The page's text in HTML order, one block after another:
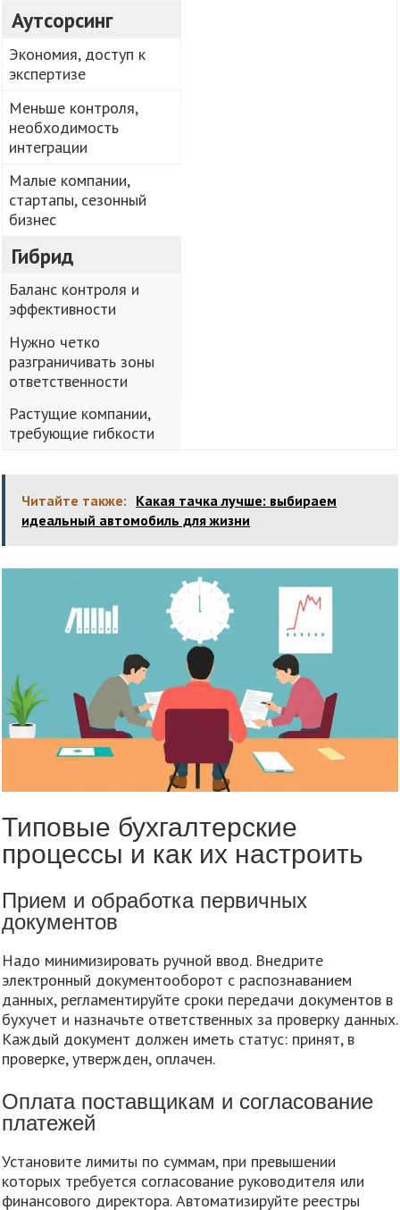
Аутсорсинг
Экономия, доступ к
экспертизе
Меньше контроля,
необходимость
интеграции
Малые компании,
стартапы, сезонный
бизнес
Гибрид
Баланс контроля и
эффективности
Нужно четко
разграничивать зоны
ответственности
Растущие компании,
требующие гибкости
Читайте также: Какая тачка лучше: выбираем
идеальный автомобиль для жизни
Типовые бухгалтерские
процессы и как их настроить
Прием и обработка первичных
документов
Надо минимизировать ручной ввод. Внедрите
электронный документооборот с распознаванием
данных, регламентируйте сроки передачи документов в
бухучет и назначьте ответственных за проверку данных.
Каждый документ должен иметь статус: принят, в
проверке, утвержден, оплачен.
Оплата поставщикам и согласование
платежей
Установите лимиты по суммам, при превышении
которых требуется согласование руководителя или
финансового директора. Автоматизируйте реестры